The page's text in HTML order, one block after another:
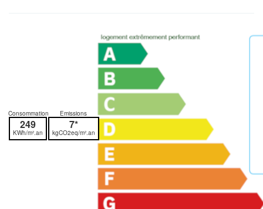
Consommation
249
KWh/m².an
Emissions
7*
kgCO2eq/m².an